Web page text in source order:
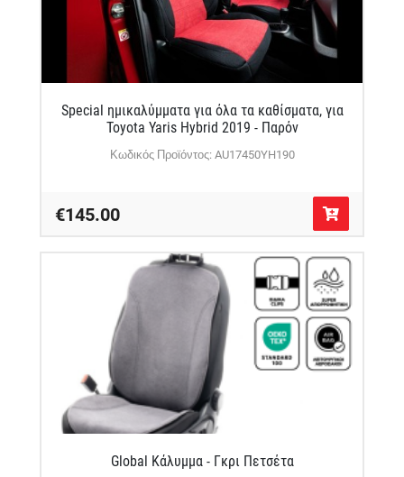
Special ημικαλύμματα για όλα τα καθίσματα, για
Toyota Yaris Hybrid 2019 - Παρόν
Κωδικός Προϊόντος: AU17450YH190
€145.00
Global Κάλυμμα - Γκρι Πετσέτα